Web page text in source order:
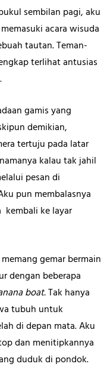
sembilan pagi, aku
acara wisuda
tautan. Teman-
terlihat antusias
gamis yang
demikian,
tertuju pada latar
kalau tak jahil
pesan di
pun membalasnya
kembali ke layar
gemar bermain
dengan beberapa
boat.Tak hanya
tubuh untuk
di depan mata. Aku
dan menitipkannya
duduk di pondok.